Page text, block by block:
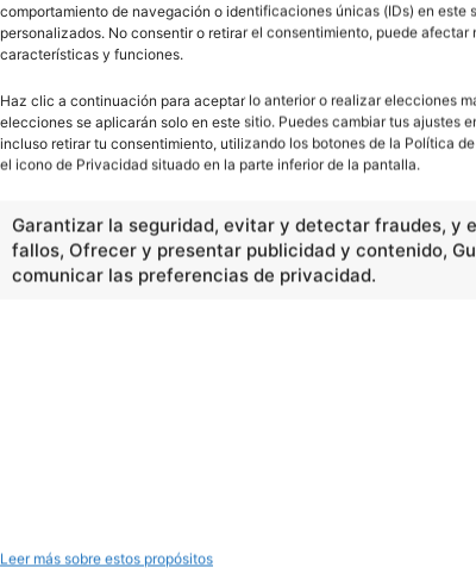
comportamiento de navegación o identificaciones únicas (IDs) en este
personalizados. No consentir o retirar el consentimiento, puede
características y funciones.
Haz clic a continuación para aceptar lo anterior o realizar elecciones
elecciones se aplicarán solo en este sitio. Puedes cambiar tus ajustes
incluso retirar tu consentimiento, utilizando los botones de la Política
el icono de Privacidad situado en la parte inferior de la pantalla.
Garantizar la seguridad, evitar y detectar fraudes, y
fallos, Ofrecer y presentar publicidad y contenido,
comunicar las preferencias de privacidad.
Leer más sobre estos propósitos
sus bienes en Francia. A pesar de que Rusia
de Napoleón, se apoderaron de Malta. La
En aquel momento, los rusos ya habían
en 1961, los Caballeros de Malta forman una
en cinco grandes organizaciones de priores que,
nacionales. Mantienen relaciones diplomáticas
centros de primeros auxilios y otros
Su vestimenta está formada por una capa negra
El gran maestre tiene título de príncipe, y su rango